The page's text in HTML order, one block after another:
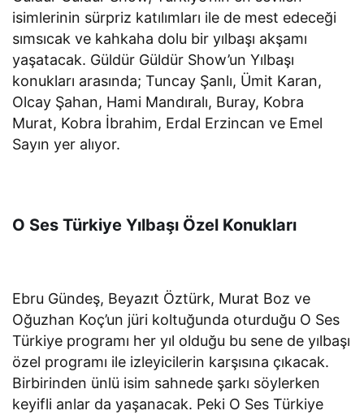
isimlerinin sürpriz katılımları ile de mest edeceği
sımsıcak ve kahkaha dolu bir yılbaşı akşamı
yaşatacak. Güldür Güldür Show’un Yılbaşı
konukları arasında; Tuncay Şanlı, Ümit Karan,
Olcay Şahan, Hami Mandıralı, Buray, Kobra
Murat, Kobra İbrahim, Erdal Erzincan ve Emel
Sayın yer alıyor.
O Ses Türkiye Yılbaşı Özel Konukları
Ebru Gündeş, Beyazıt Öztürk, Murat Boz ve
Oğuzhan Koç’un jüri koltuğunda oturduğu O Ses
Türkiye programı her yıl olduğu bu sene de yılbaşı
özel programı ile izleyicilerin karşısına çıkacak.
Birbirinden ünlü isim sahnede şarkı söylerken
keyifli anlar da yaşanacak. Peki O Ses Türkiye